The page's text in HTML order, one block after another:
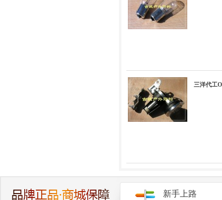
三洋代工
新手上路